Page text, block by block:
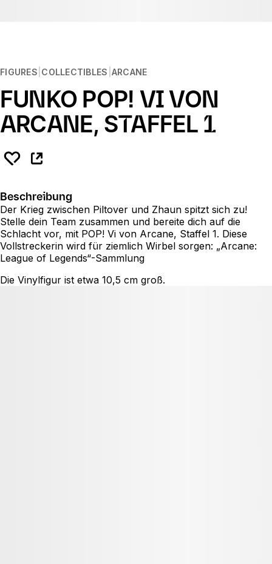
FIGURES COLLECTIBLES ARCANE
FUNKO POP! VI VON
ARCANE, STAFFEL 1
Beschreibung
Der Krieg zwischen Piltover und Zhaun spitzt sich zu!
Stelle dein Team zusammen und bereite dich auf die
Schlacht vor, mit POP! Vi von Arcane, Staffel 1. Diese
Vollstreckerin wird für ziemlich Wirbel sorgen: „Arcane:
League of Legends“-Sammlung
Die Vinylfigur ist etwa 10,5 cm groß.